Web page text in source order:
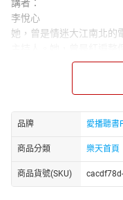
講者：
李悅心
她，曾是情迷大江南北的
座城市 共同擁有的甜美
記錄了廣播最美好的時
對廣播的執著，她再次回
強而又美麗的天空夢想家
品牌 愛播聽書
商品分類 樂天首頁
商品貨號(SKU)